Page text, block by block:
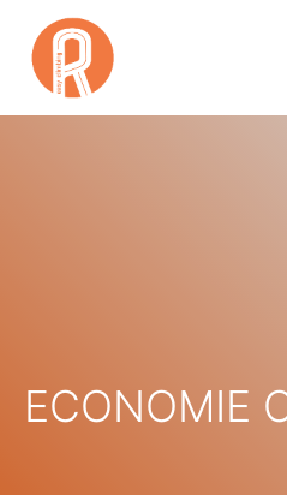
ECONOMIE